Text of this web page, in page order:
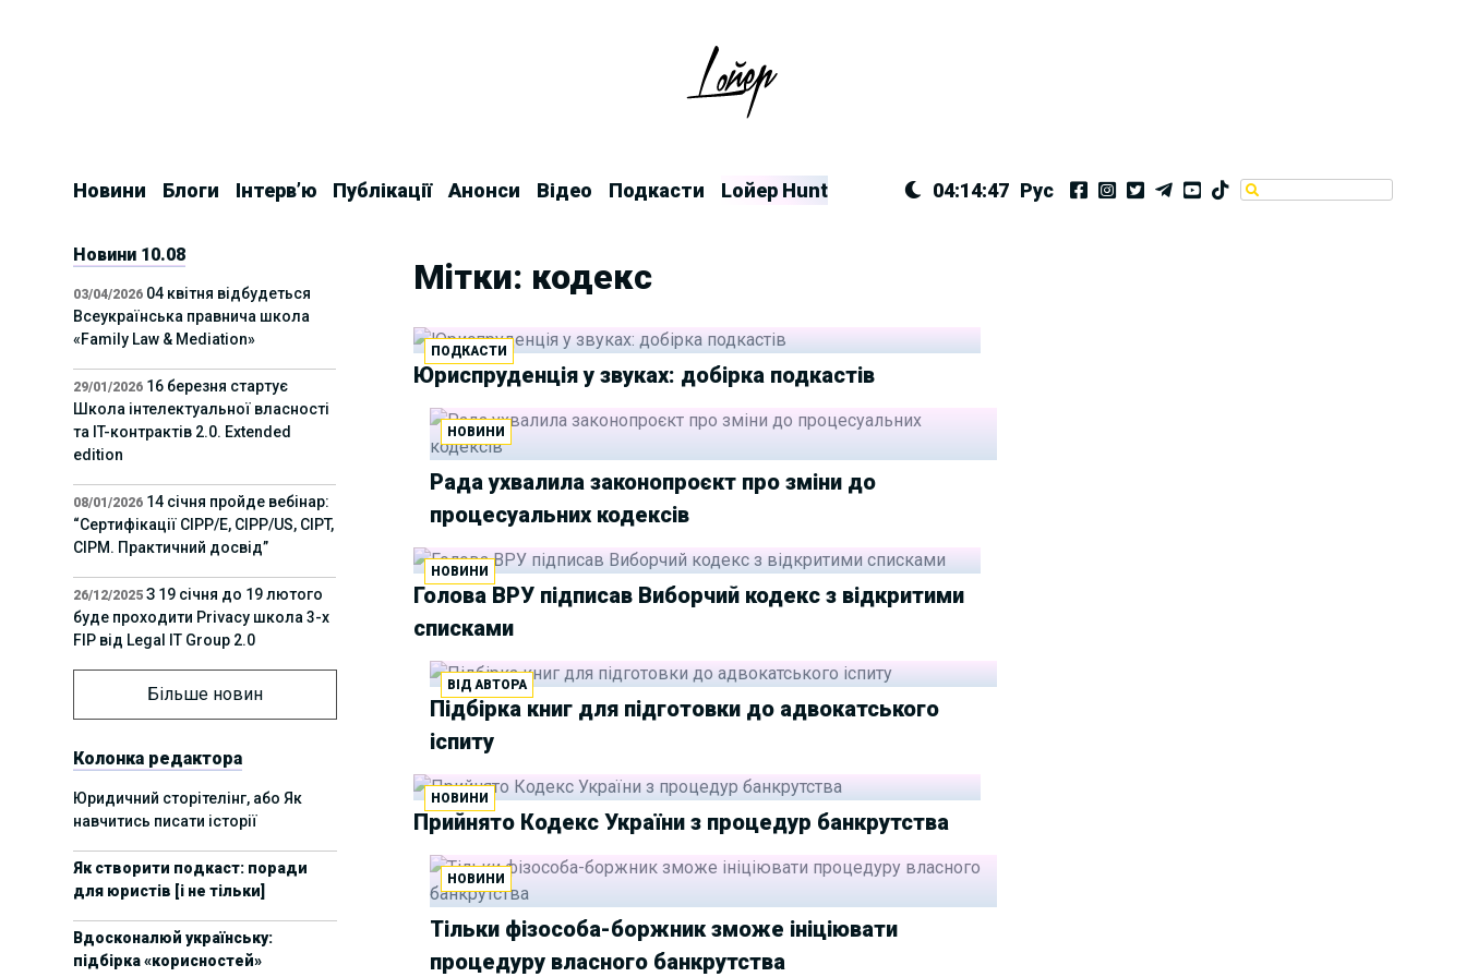
Новини Блоги Інтерв’ю Публікації Анонси Відео Подкасти Lойер Hunt 04:14:47 Рус
Мітки: кодекс
ПОДКАСТИ
Юриспруденція у звуках: добірка подкастів
НОВИНИ
Рада ухвалила законопроєкт про зміни до
процесуальних кодексів
НОВИНИ
Голова ВРУ підписав Виборчий кодекс з відкритими
списками
ВІД АВТОРА
Підбірка книг для підготовки до адвокатського
іспиту
НОВИНИ
Прийнято Кодекс України з процедур банкрутства
НОВИНИ
Тільки фізособа-боржник зможе ініціювати
процедуру власного банкрутства
Новини 10.08
03/04/2026 04 квітня відбудеться
Всеукраїнська правнича школа
«Family Law & Mediation»
29/01/2026 16 березня стартує
Школа інтелектуальної власності
та IT-контрактів 2.0. Extended
edition
08/01/2026 14 січня пройде вебінар:
“Сертифікації СІРР/Е, CIPP/US, CIPT,
CIPM. Практичний досвід”
26/12/2025 З 19 січня до 19 лютого
буде проходити Privacy школа 3-х
FIP від Legal IT Group 2.0
12 грудня пройде
приватність у 2026. Очікувані
05/11/2025 11 листопада пройде
вебінар “AI-агенти: прайвесі, IP
та комплаєнс ризики”
31/10/20258 листопада пройде
Форум молодих юристів України
2025
Більше новин
Колонка редактора
Юридичний сторітелінг, або Як
навчитись писати історії
Як створити подкаст: поради
для юристів [і не тільки]
Вдосконалюй українську:
підбірка «корисностей»